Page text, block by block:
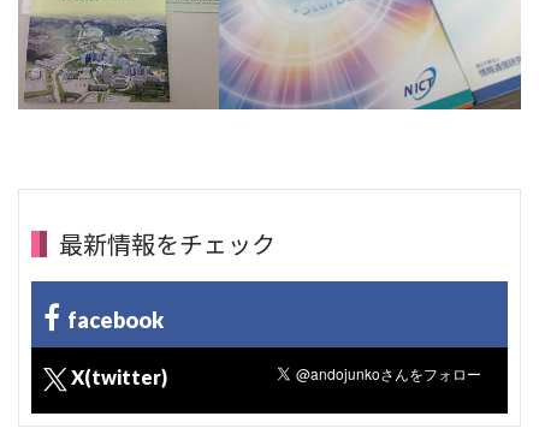
最新情報をチェック
facebook
X(twitter)